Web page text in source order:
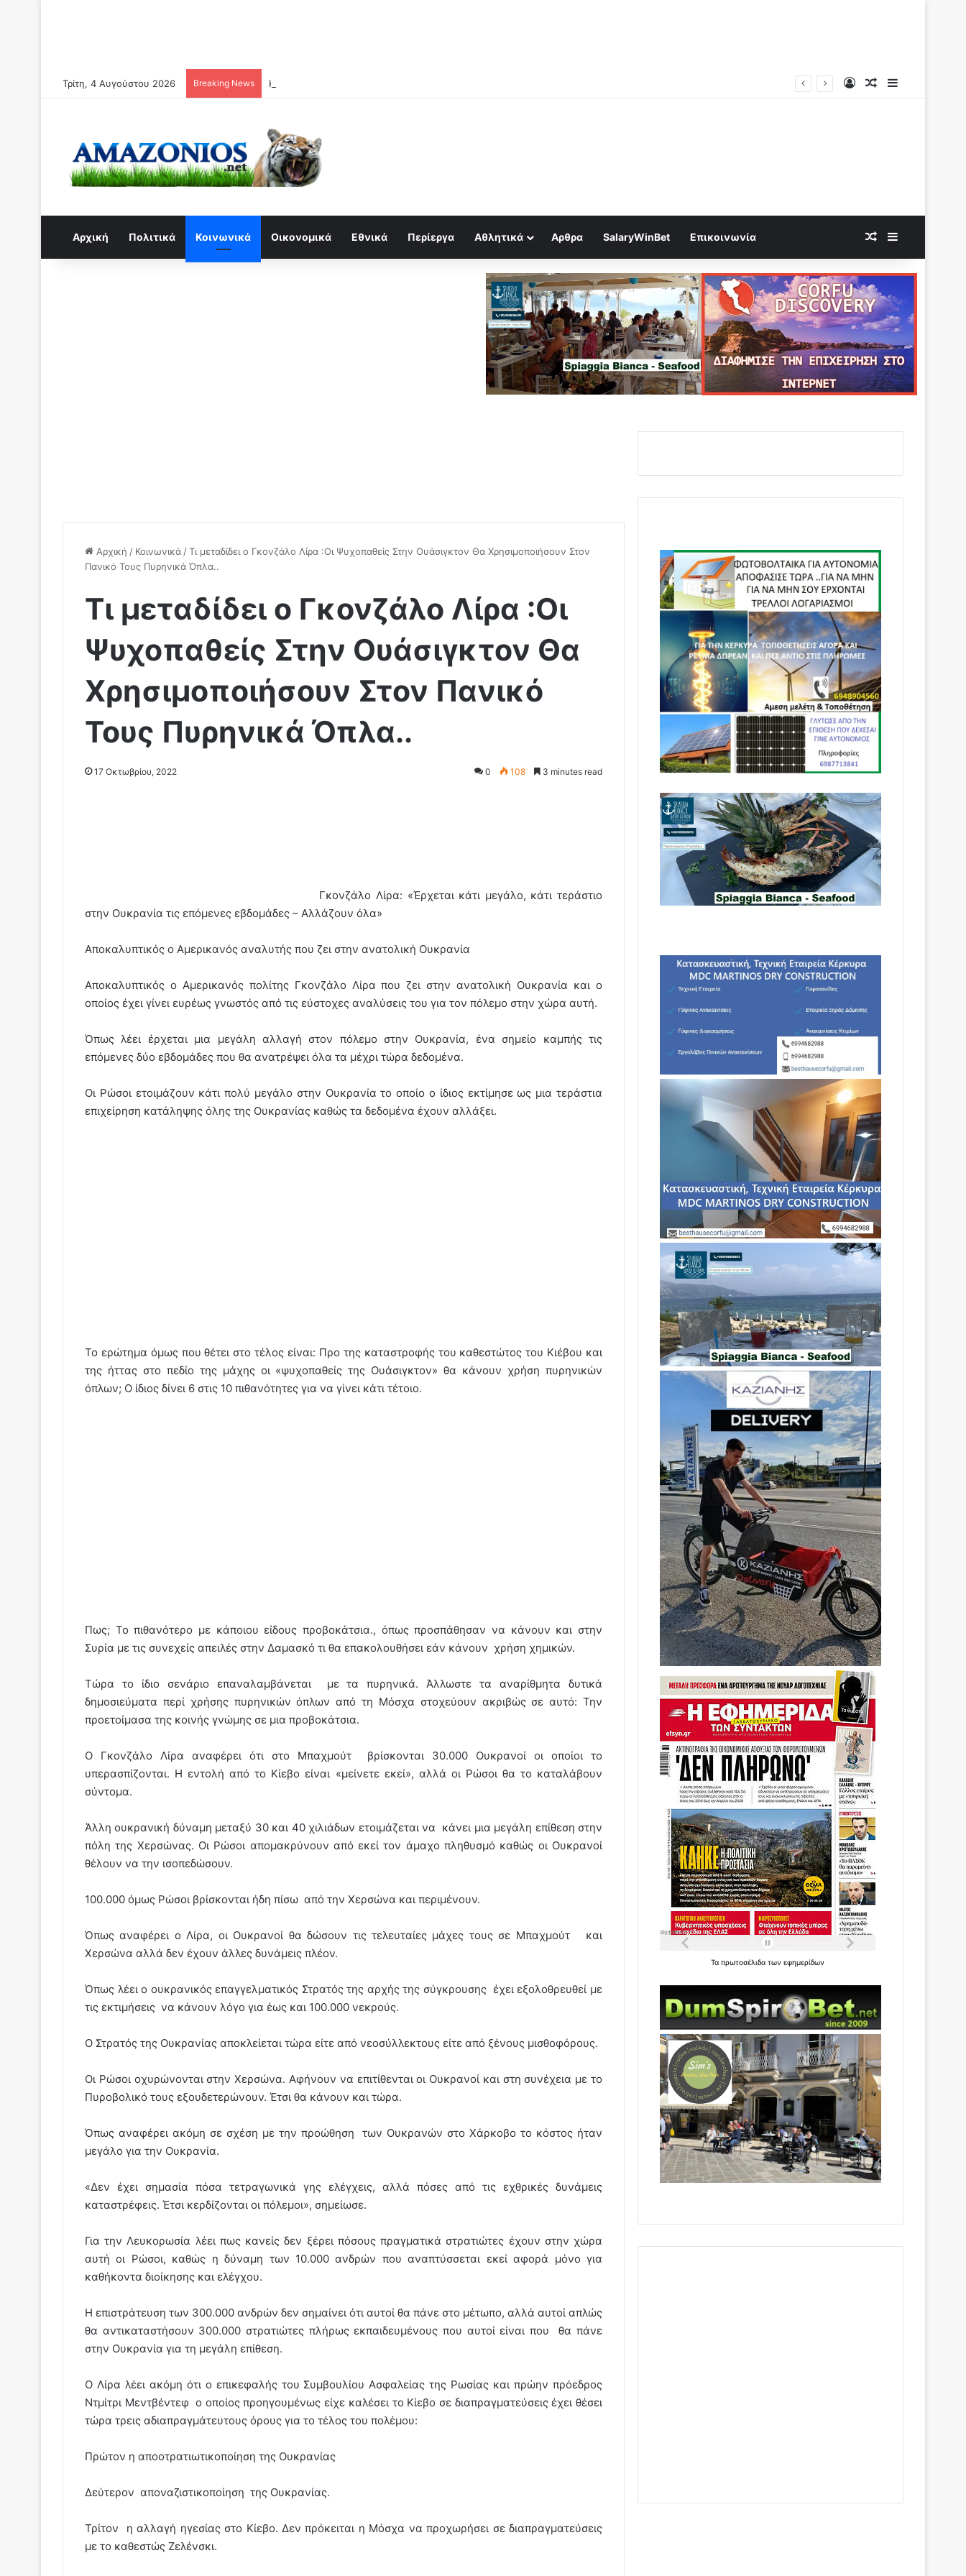
Τρίτη, 4 Αυγούστου 2026 Breaking News Καθηγητής Στέφαν Χόμπουργκ: Ηταν ολα σχεδιασμένα με τον Covid!!! Log InRandom Article
Αρχική Πολιτικά Κοινωνικά Οικονομικά Εθνικά Περίεργα Αθλητικά Αρθρα SalaryWinBet Επικοινωνία Random Article
Αρχική / Κοινωνικά /Τι μεταδίδει ο Γκονζάλο Λίρα :Οι Ψυχοπαθείς Στην Ουάσιγκτον Θα Χρησιμοποιήσουν Στον
Πανικό Τους Πυρηνικά Όπλα..
Τι μεταδίδει ο Γκονζάλο Λίρα :Οι
Ψυχοπαθείς Στην Ουάσιγκτον Θα
Χρησιμοποιήσουν Στον Πανικό
Τους Πυρηνικά Όπλα..
17 Οκτωβρίου, 2022 0 108 3 minutes read
Γκονζάλο Λίρα: «Έρχεται κάτι μεγάλο, κάτι τεράστιο
στην Ουκρανία τις επόμενες εβδομάδες – Αλλάζουν όλα»
Αποκαλυπτικός ο Αμερικανός αναλυτής που ζει στην ανατολική Ουκρανία
Αποκαλυπτικός ο Αμερικανός πολίτης Γκονζάλο Λίρα που ζει στην ανατολική Ουκρανία και ο
οποίος έχει γίνει ευρέως γνωστός από τις εύστοχες αναλύσεις του για τον πόλεμο στην χώρα αυτή.
Όπως λέει έρχεται μια μεγάλη αλλαγή στον πόλεμο στην Ουκρανία, ένα σημείο καμπής τις
επόμενες δύο εβδομάδες που θα ανατρέψει όλα τα μέχρι τώρα δεδομένα.
Οι Ρώσοι ετοιμάζουν κάτι πολύ μεγάλο στην Ουκρανία το οποίο ο ίδιος εκτίμησε ως μια τεράστια
επιχείρηση κατάληψης όλης της Ουκρανίας καθώς τα δεδομένα έχουν αλλάξει.
Το ερώτημα όμως που θέτει στο τέλος είναι: Προ της καταστροφής του καθεστώτος του Κιέβου και
της ήττας στο πεδίο της μάχης οι «ψυχοπαθείς της Ουάσιγκτον» θα κάνουν χρήση πυρηνικών
όπλων; Ο ίδιος δίνει 6 στις 10 πιθανότητες για να γίνει κάτι τέτοιο.
Πως; Το πιθανότερο με κάποιου είδους προβοκάτσια., όπως προσπάθησαν να κάνουν και στην
Συρία με τις συνεχείς απειλές στην Δαμασκό τι θα επακολουθήσει εάν κάνουν χρήση χημικών.
Τώρα το ίδιο σενάριο επαναλαμβάνεται με τα πυρηνικά. Άλλωστε τα αναρίθμητα δυτικά
δημοσιεύματα περί χρήσης πυρηνικών όπλων από τη Μόσχα στοχεύουν ακριβώς σε αυτό: Την
προετοίμασα της κοινής γνώμης σε μια προβοκάτσια.
Ο Γκονζάλο Λίρα αναφέρει ότι στο Μπαχμούτ βρίσκονται 30.000 Ουκρανοί οι οποίοι το
υπερασπίζονται. Η εντολή από το Κίεβο είναι «μείνετε εκεί», αλλά οι Ρώσοι θα το καταλάβουν
σύντομα.
Άλλη ουκρανική δύναμη μεταξύ 30 και 40 χιλιάδων ετοιμάζεται να κάνει μια μεγάλη επίθεση στην
πόλη της Χερσώνας. Οι Ρώσοι απομακρύνουν από εκεί τον άμαχο πληθυσμό καθώς οι Ουκρανοί
θέλουν να την ισοπεδώσουν.
100.000 όμως Ρώσοι βρίσκονται ήδη πίσω από την Χερσώνα και περιμένουν.
Όπως αναφέρει ο Λίρα, οι Ουκρανοί θα δώσουν τις τελευταίες μάχες τους σε Μπαχμούτ και
Χερσώνα αλλά δεν έχουν άλλες δυνάμεις πλέον.
Όπως λέει ο ουκρανικός επαγγελματικός Στρατός της αρχής της σύγκρουσης έχει εξολοθρευθεί με
τις εκτιμήσεις να κάνουν λόγο για έως και 100.000 νεκρούς.
Ο Στρατός της Ουκρανίας αποκλείεται τώρα είτε από νεοσύλλεκτους είτε από ξένους μισθοφόρους.
Οι Ρώσοι οχυρώνονται στην Χερσώνα. Αφήνουν να επιτίθενται οι Ουκρανοί και στη συνέχεια με το
Πυροβολικό τους εξουδετερώνουν. Έτσι θα κάνουν και τώρα.
Όπως αναφέρει ακόμη σε σχέση με την προώθηση των Ουκρανών στο Χάρκοβο το κόστος ήταν
μεγάλο για την Ουκρανία.
«Δεν έχει σημασία πόσα τετραγωνικά γης ελέγχεις, αλλά πόσες από τις εχθρικές δυνάμεις
καταστρέφεις. Έτσι κερδίζονται οι πόλεμοι», σημείωσε.
Για την Λευκορωσία λέει πως κανείς δεν ξέρει πόσους πραγματικά στρατιώτες έχουν στην χώρα
αυτή οι Ρώσοι, καθώς η δύναμη των 10.000 ανδρών που αναπτύσσεται εκεί αφορά μόνο για
καθήκοντα διοίκησης και ελέγχου.
Η επιστράτευση των 300.000 ανδρών δεν σημαίνει ότι αυτοί θα πάνε στο μέτωπο, αλλά αυτοί απλώς
θα αντικαταστήσουν 300.000 στρατιώτες πλήρως εκπαιδευμένους που αυτοί είναι που θα πάνε
στην Ουκρανία για τη μεγάλη επίθεση.
Ο Λίρα λέει ακόμη ότι ο επικεφαλής του Συμβουλίου Ασφαλείας της Ρωσίας και πρώην πρόεδρος
Ντμίτρι Μεντβέντεφ ο οποίος προηγουμένως είχε καλέσει το Κίεβο σε διαπραγματεύσεις έχει θέσει
τώρα τρεις αδιαπραγμάτευτους όρους για το τέλος του πολέμου:
Πρώτον η αποοτρατιωτικοποίηση της Ουκρανίας
Δεύτερον αποναζιστικοποίηση της Ουκρανίας.
Τρίτον η αλλαγή ηγεσίας στο Κίεβο. Δεν πρόκειται η Μόσχα να προχωρήσει σε διαπραγματεύσεις
με το καθεστώς Ζελένσκι.
Ταπρωτοσέλιδατωνεφημερίδων